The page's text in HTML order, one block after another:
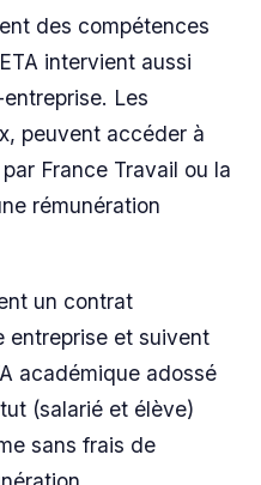
des compétences
intervient aussi
Les
peuvent accéder à
France Travail ou la
rémunération
un contrat
entreprise et suivent
académique adossé
(salarié et élève)
sans frais de